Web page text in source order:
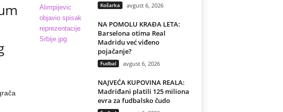
Košarka avgust 6, 2026
NA POMOLU KRAĐA LETA:
Barselona otima Real
Madridu već viđeno
pojačanje?
Fudbal avgust 6, 2026
NAJVEĆA KUPOVINA REALA:
Madriđani platili 125 miliona
evra za fudbalsko čudo